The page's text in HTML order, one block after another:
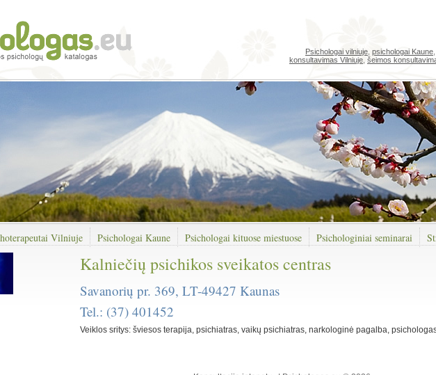
Psichologai vilniuje psichologai Kaune
konsultavimas Vilniuje šeimos
Vilniuje Psichologai Kaune Psichologai kituose miestuose Psichologiniai seminarai
Kalniečių psichikos sveikatos centras
Savanorių pr. 369, LT-49427 Kaunas
Tel.: (37) 401452
Veiklos sritys: šviesos terapija, psichiatras, vaikų psichiatras, narkologinė pagalba,